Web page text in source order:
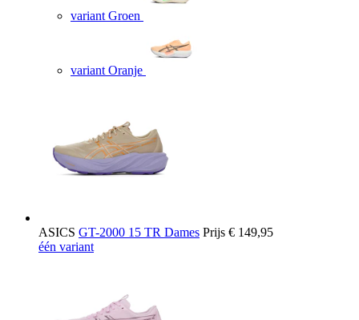
variant Groen
variant Oranje
ASICS GT-2000 15 TR Dames Prijs € 149,95
één variant